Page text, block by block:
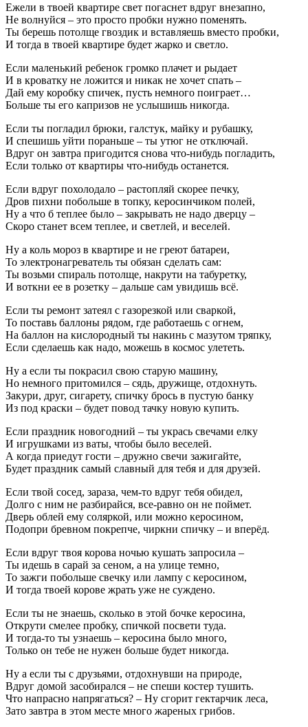
Ежели в твоей квартире свет погаснет вдруг внезапно,
Не волнуйся – это просто пробки нужно поменять.
Ты берешь потолще гвоздик и вставляешь вместо пробки,
И тогда в твоей квартире будет жарко и светло.
Если маленький ребенок громко плачет и рыдает
И в кроватку не ложится и никак не хочет спать –
Дай ему коробку спичек, пусть немного поиграет…
Больше ты его капризов не услышишь никогда.
Если ты погладил брюки, галстук, майку и рубашку,
И спешишь уйти пораньше – ты утюг не отключай.
Вдруг он завтра пригодится снова что-нибудь погладить,
Если только от квартиры что-нибудь останется.
Если вдруг похолодало – растопляй скорее печку,
Дров пихни побольше в топку, керосинчиком полей,
Ну а что б теплее было – закрывать не надо дверцу –
Скоро станет всем теплее, и светлей, и веселей.
Ну а коль мороз в квартире и не греют батареи,
То электронагреватель ты обязан сделать сам:
Ты возьми спираль потолще, накрути на табуретку,
И воткни ее в розетку – дальше сам увидишь всё.
Если ты ремонт затеял с газорезкой или сваркой,
То поставь баллоны рядом, где работаешь с огнем,
На баллон на кислородный ты накинь с мазутом тряпку,
Если сделаешь как надо, можешь в космос улететь.
Ну а если ты покрасил свою старую машину,
Но немного притомился – сядь, дружище, отдохнуть.
Закури, друг, сигарету, спичку брось в пустую банку
Из под краски – будет повод тачку новую купить.
Если праздник новогодний – ты укрась свечами елку
И игрушками из ваты, чтобы было веселей.
А когда приедут гости – дружно свечи зажигайте,
Будет праздник самый славный для тебя и для друзей.
Если твой сосед, зараза, чем-то вдруг тебя обидел,
Долго с ним не разбирайся, все-равно он не поймет.
Дверь облей ему соляркой, или можно керосином,
Подопри бревном покрепче, чиркни спичку – и вперёд.
Если вдруг твоя корова ночью кушать запросила –
Ты идешь в сарай за сеном, а на улице темно,
То зажги побольше свечку или лампу с керосином,
И тогда твоей корове жрать уже не суждено.
Если ты не знаешь, сколько в этой бочке керосина,
Открути смелее пробку, спичкой посвети туда.
И тогда-то ты узнаешь – керосина было много,
Только он тебе не нужен больше будет никогда.
Ну а если ты с друзьями, отдохнувши на природе,
Вдруг домой засобирался – не спеши костер тушить.
Что напрасно напрягаться? – Ну сгорит гектарчик леса,
Зато завтра в этом месте много жареных грибов.